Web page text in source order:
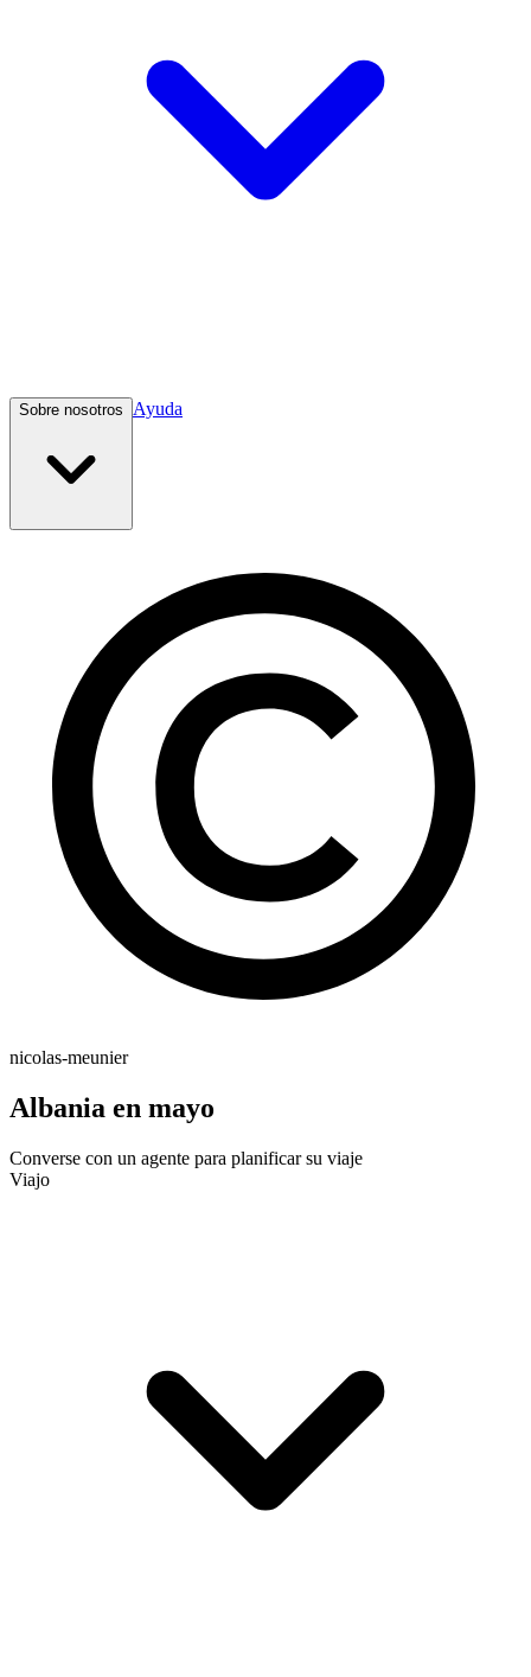
Sobre nosotros Ayuda
nicolas-meunier
Albania en mayo
Converse con un agente para planificar su viaje
Viajo